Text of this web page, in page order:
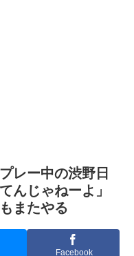
レー中の渋野日
んじゃねーよ」
またやる
Facebook